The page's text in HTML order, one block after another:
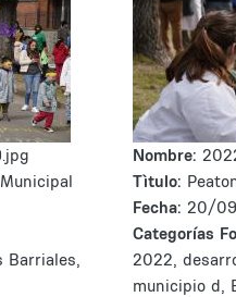
Barriales,
Nombre:
Tìtulo:
Fecha: 20/
Categorías
2022,
municipio d,